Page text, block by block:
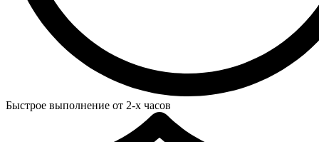
Быстрое выполнение от 2-х часов